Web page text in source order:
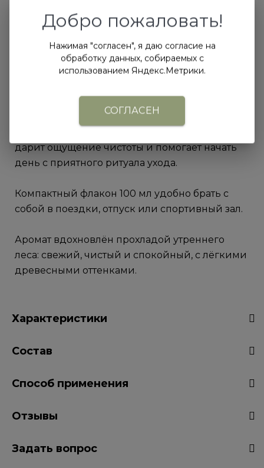
Гель для душа «Белый лес» в мини-формате
сохраняет все преимущества
полноразмерной версии: мягкое очищение,
гидролата винограда.
дарит ощущение чистоты и помогает начать
день с приятного ритуала ухода.
Компактный флакон 100 мл удобно брать с
собой в поездки, отпуск или спортивный зал.
Аромат вдохновлён прохладой утреннего
леса: свежий, чистый и спокойный, с лёгкими
древесными оттенками.
Характеристики
Состав
Способ применения
Отзывы
Задать вопрос
Добро пожаловать!
Нажимая "согласен", я даю согласие на
обработку данных, собираемых с
использованием Яндекс.Метрики.
СОГЛАСЕН